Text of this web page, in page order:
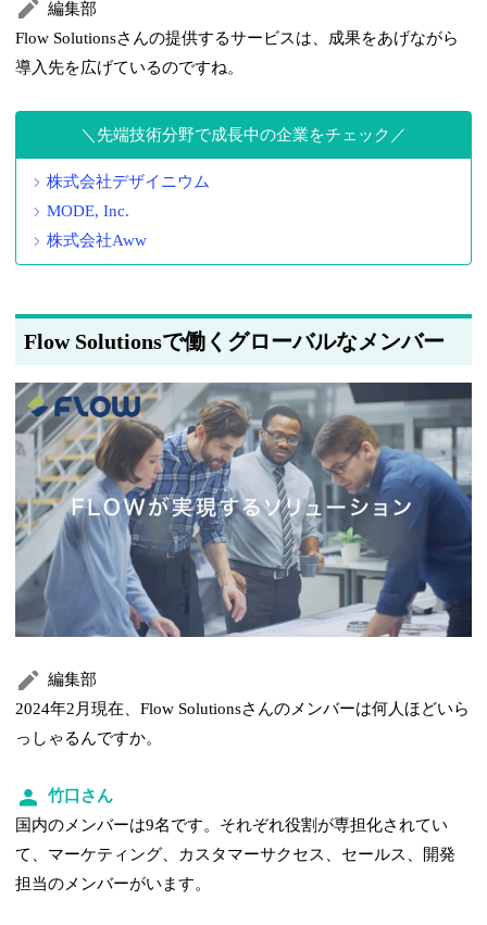
編集部
Flow Solutionsさんの提供するサービスは、成果をあげながら
導入先を広げているのですね。
先端技術分野で成長中の企業をチェック
株式会社デザイニウム
MODE, Inc.
株式会社Aww
Flow Solutionsで働くグローバルなメンバー
編集部
2024年2月現在、Flow Solutionsさんのメンバーは何人ほどいら
っしゃるんですか。
竹口さん
国内のメンバーは9名です。それぞれ役割が専担化されてい
て、マーケティング、カスタマーサクセス、セールス、開発
担当のメンバーがいます。